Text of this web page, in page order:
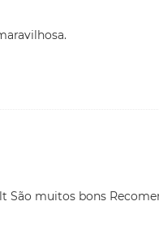
São muitos bons